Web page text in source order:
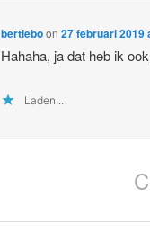
bertieboon27 februari 2019
Hahaha, ja dat heb ik
Laden...